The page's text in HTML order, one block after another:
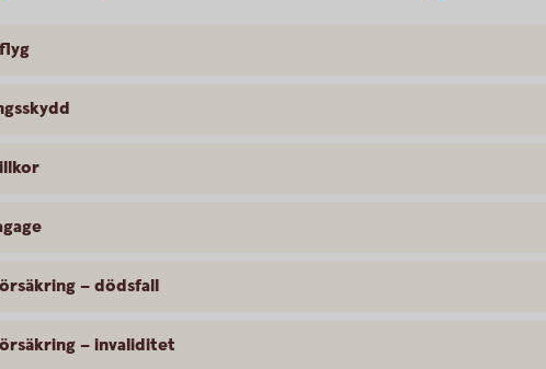
– dödsfall
– invaliditet